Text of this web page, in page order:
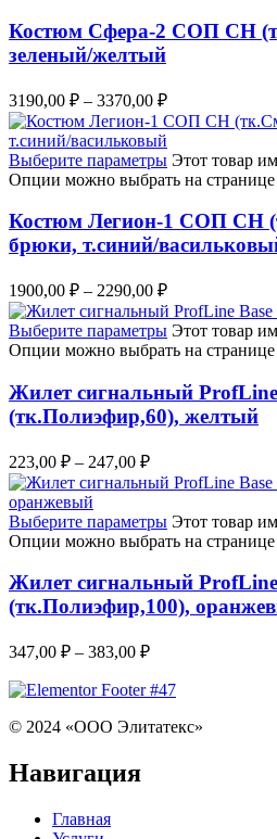
Костюм Сфера-2 СОП CH
зеленый/желтый
3190,00 ₽ – 3370,00 ₽
Выберите параметры Этот товар
Опции можно выбрать на странице
Костюм Легион-1 СОП CH
брюки, т.синий/
1900,00 ₽ – 2290,00 ₽
Выберите параметры Этот товар
Опции можно выбрать на странице
Жилет сигнальный ProfLine
(тк.Полиэфир,60), желтый
223,00 ₽ – 247,00 ₽
Выберите параметры Этот товар
Опции можно выбрать на странице
Жилет сигнальный ProfLine
(тк.Полиэфир,100),
347,00 ₽ – 383,00 ₽
© 2024 «ООО Элитатекс»
Навигация
Главная